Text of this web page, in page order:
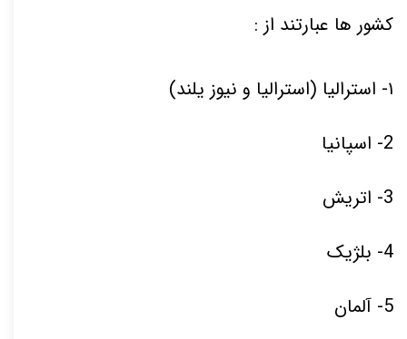
کشور ها عبارتند از :
۱- استرالیا (استرالیا و نیوز یلند)
2- اسپانیا
3- اتریش
4- بلژیک
5- آلمان